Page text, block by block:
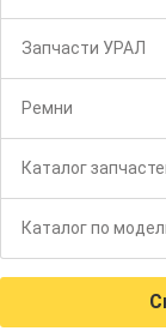
Запчасти УРАЛ
Ремни
Каталог
Каталог по